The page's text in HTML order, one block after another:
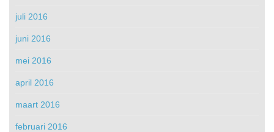
juli 2016
juni 2016
mei 2016
april 2016
maart 2016
februari 2016